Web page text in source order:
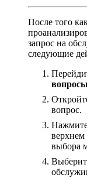
После того
запрос на
следующие
вопрос.
выбора